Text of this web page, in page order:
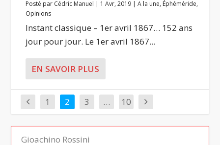
Posté par Cédric Manuel | 1 Avr, 2019 |A la une, Éphéméride,
Opinions
Instant classique – 1er avril 1867… 152 ans
jour pour jour. Le 1er avril 1867...
EN SAVOIR PLUS
1 2 3 … 10